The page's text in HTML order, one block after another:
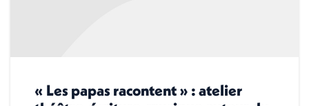
« Les papas racontent » : atelier